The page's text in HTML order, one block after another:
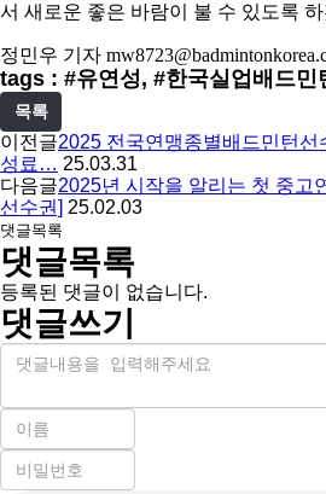
서 새로운 좋은 바람이 불 수 있도록
정민우 기자
tags : #유연성, #한국실업배드민
목록
이전글2025 전국연맹종별배드민턴선
성료… 25.03.31
다음글2025년 시작을 알리는 첫 중고
선수권] 25.02.03
댓글목록
댓글목록
등록된 댓글이 없습니다.
댓글쓰기
내
이
필
수
비
밀